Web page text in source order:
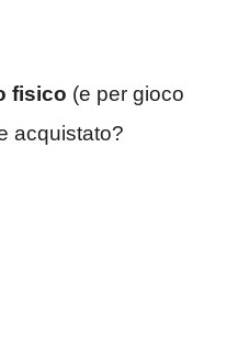
fisico (e per gioco
acquistato?